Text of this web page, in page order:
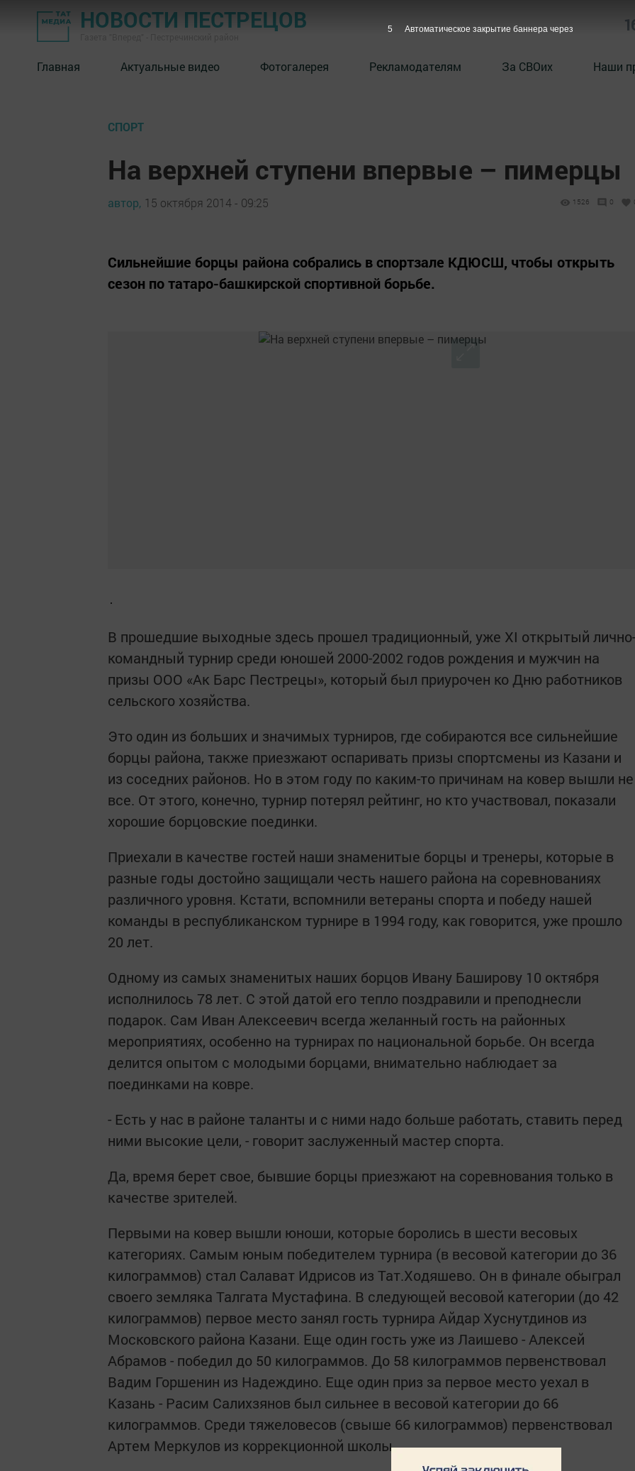
НОВОСТИ ПЕСТРЕЦОВ
Главная Актуальные видео Фотогалерея Рекламодателям За СВОих Наши
СПОРТ
На верхней ступени впервые – пимерцы
автор, 15 октября 2014 - 09:25 1526 0
Сильнейшие борцы района собрались в спортзале КДЮСШ, чтобы открыть
сезон по татаро-башкирской спортивной борьбе.
В прошедшие выходные здесь прошел традиционный, уже ХI открытый лично-
командный турнир среди юношей 2000-2002 годов рождения и мужчин на
призы ООО «Ак Барс Пестрецы», который был приурочен ко Дню работников
сельского хозяйства.
Это один из больших и значимых турниров, где собираются все сильнейшие
борцы района, также приезжают оспаривать призы спортсмены из Казани и
из соседних районов. Но в этом году по каким-то причинам на ковер вышли не
все. От этого, конечно, турнир потерял рейтинг, но кто участвовал, показали
хорошие борцовские поединки.
Приехали в качестве гостей наши знаменитые борцы и тренеры, которые в
разные годы достойно защищали честь нашего района на соревнованиях
различного уровня. Кстати, вспомнили ветераны спорта и победу нашей
команды в республиканском турнире в 1994 году, как говорится, уже прошло
20 лет.
Одному из самых знаменитых наших борцов Ивану Баширову 10 октября
исполнилось 78 лет. С этой датой его тепло поздравили и преподнесли
подарок. Сам Иван Алексеевич всегда желанный гость на районных
мероприятиях, особенно на турнирах по национальной борьбе. Он всегда
делится опытом с молодыми борцами, внимательно наблюдает за
поединками на ковре.
- Есть у нас в районе таланты и с ними надо больше работать, ставить перед
ними высокие цели, - говорит заслуженный мастер спорта.
Да, время берет свое, бывшие борцы приезжают на соревнования только в
качестве зрителей.
Первыми на ковер вышли юноши, которые боролись в шести весовых
категориях. Самым юным победителем турнира (в весовой категории до 36
килограммов) стал Салават Идрисов из Тат.Ходяшево. Он в финале обыграл
своего земляка Талгата Мустафина. В следующей весовой категории (до 42
килограммов) первое место занял гость турнира Айдар Хуснутдинов из
Московского района Казани. Еще один гость уже из Лаишево - Алексей
Абрамов - победил до 50 килограммов. До 58 килограммов первенствовал
Вадим Горшенин из Надеждино. Еще один приз за первое место уехал в
Казань - Расим Салихзянов был сильнее в весовой категории до 66
килограммов. Среди тяжеловесов (свыше 66 килограммов) первенствовал
Артем Меркулов из коррекционной школы.
5 Автоматическое закрытие баннера через